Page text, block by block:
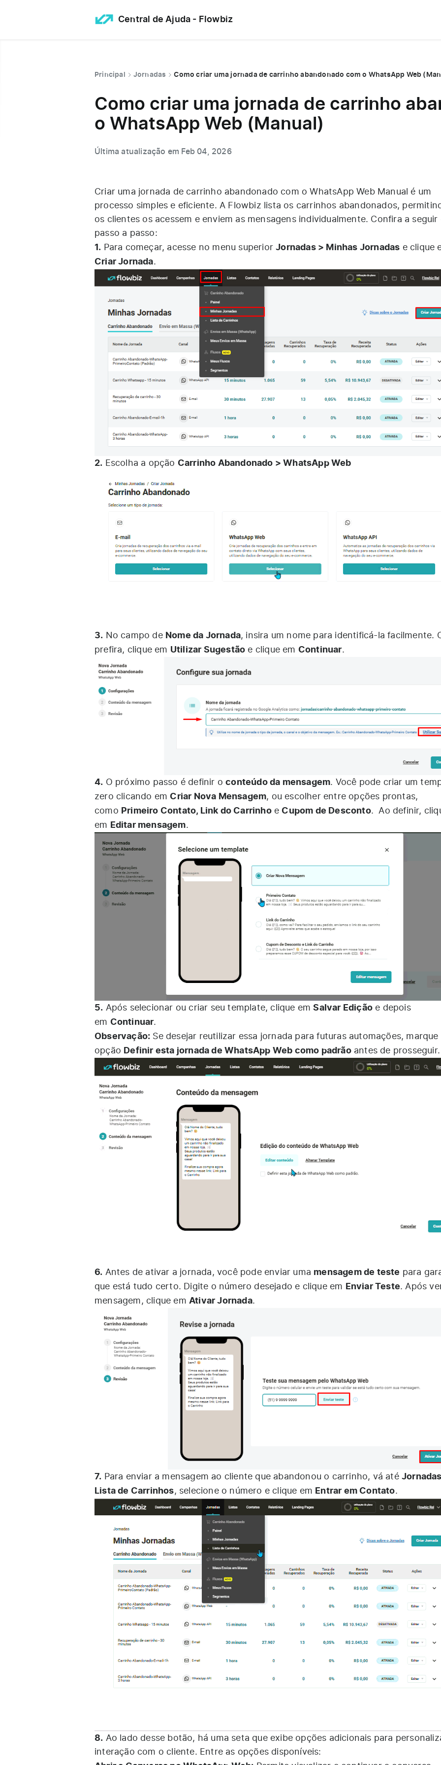
Central de Ajuda - Flowbiz
Principal Jornadas Como criar uma jornada de carrinho abandonado com o WhatsApp Web
Como criar uma jornada de carrinho
o WhatsApp Web (Manual)
Última atualização em Feb 04, 2026
Criar uma jornada de carrinho abandonado com o WhatsApp Web Manual é um
processo simples e eficiente. A Flowbiz lista os carrinhos abandonados,
os clientes os acessem e enviem as mensagens individualmente. Confira a seguir
passo a passo:
1. Para começar, acesse no menu superiorJornadas > Minhas Jornadas e clique
Criar Jornada.
2. Escolha a opção Carrinho Abandonado > WhatsApp Web
3. No campo de Nome da Jornada, insira um nome para identificá-la facilmente.
prefira, clique em Utilizar Sugestão e clique em Continuar.
4. O próximo passo é definir oconteúdo da mensagem. Você pode criar um
zero clicando em Criar Nova Mensagem, ou escolher entre opções prontas,
como Primeiro Contato, Link do Carrinhoe Cupom de Desconto. Ao definir,
em Editar mensagem.
5. Após selecionar ou criar seu template, clique emSalvar Edição e depois
em Continuar.
Observação: Se desejar reutilizar essa jornada para futuras automações, marque
opção Definir esta jornada de WhatsApp Web como padrãoantes de prosseguir.
6. Antes de ativar a jornada, você pode enviar uma mensagem de teste para
que está tudo certo. Digite o número desejado e clique em Enviar Teste. Após
mensagem, clique em Ativar Jornada.
7. Para enviar a mensagem ao cliente que abandonou o carrinho, vá até
Lista de Carrinhos, selecione o número e clique em Entrar em Contato.
8. Ao lado desse botão, há uma seta que exibe opções adicionais para
interação com o cliente. Entre as opções disponíveis: